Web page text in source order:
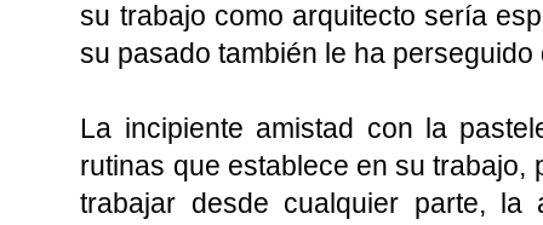
su trabajo como arquitecto sería
su pasado también le ha
La incipiente amistad con la
rutinas que establece en su trabajo,
trabajar desde cualquier parte, la